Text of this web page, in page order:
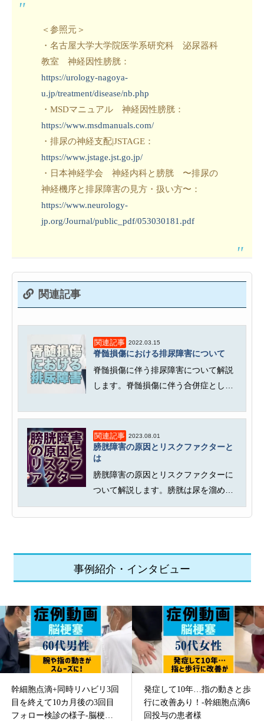
＜参照元＞
・名古屋大学大学院医学系研究科 泌尿器科
教室 神経因性膀胱：
https://urology-nagoya-
u.jp/treatment/disease/nb.php
・MSDマニュアル 神経因性膀胱：
https://www.msdmanuals.com/
・排尿の神経支配|JSTAGE：
https://www.jstage.jst.go.jp/
・日本神経学会 神経内科と膀胱 〜排尿の
神経機序と排尿障害の見方・扱い方〜：
https://www.neurology-
jp.org/Journal/public_pdf/053030181.pdf
関連記事
関連記事 2022.03.15
脊髄損傷における排尿障害について
脊髄損傷に伴う排尿障害について解説
します。脊髄損傷に伴う合併症として
関連記事 2023.08.01
膀胱障害の原因とリスクファクターと
は
膀胱障害の原因とリスクファクターに
ついて解説します。膀胱は尿を溜め込
み、ある程度溜まったら収縮して尿...
事例紹介・インタビュー
幹細胞点滴+同時リハビリ3回
目を終えて10カ月後の3回目
フォロー検診の様子-脳梗塞
発症して10年…指の動きと歩
行に改善あり！-幹細胞点滴6
回投与の患者様